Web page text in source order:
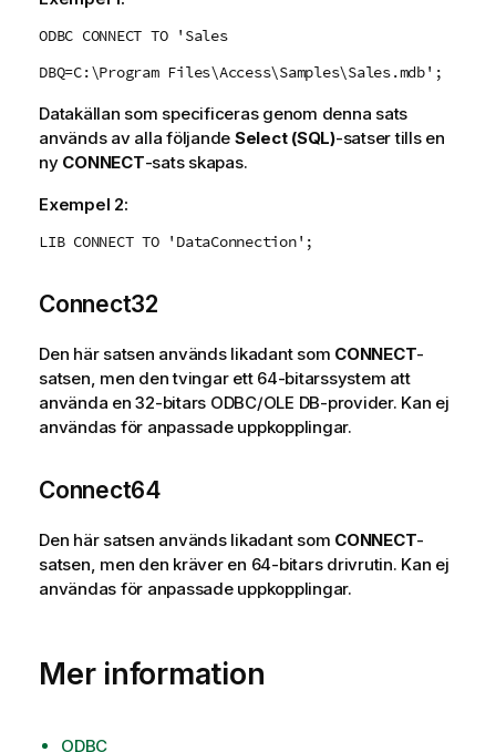
ODBC CONNECT TO 'Sales
DBQ=C:\Program Files\Access\Samples\Sales.mdb';
Datakällan som specificeras genom denna sats
används av alla följande Select (SQL)-satser tills en
ny CONNECT-sats skapas.
Exempel 2:
LIB CONNECT TO 'DataConnection';
Connect32
Den här satsen används likadant som CONNECT-
satsen, men den tvingar ett 64-bitarssystem att
använda en 32-bitars ODBC/OLE DB-provider. Kan ej
användas för anpassade uppkopplingar.
Connect64
Den här satsen används likadant som CONNECT-
satsen, men den kräver en 64-bitars drivrutin. Kan ej
användas för anpassade uppkopplingar.
Mer information
ODBC